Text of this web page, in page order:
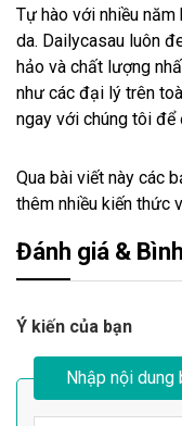
Tự hào với nhiều
da. Dailycasau luôn
hảo và chất lượng
như các đại lý trên
ngay với chúng tôi
Qua bài viết này các
thêm nhiều kiến thức
Đánh giá &
Ý kiến của bạn
Nhập nội dung